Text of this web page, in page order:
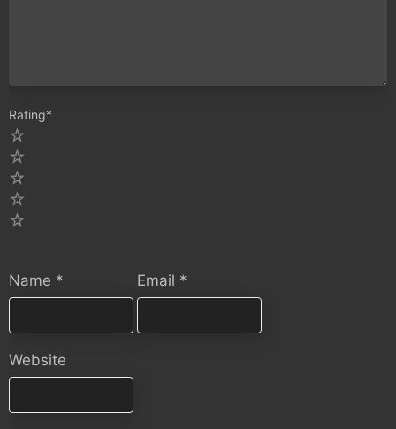
Rating*
Name * Email *
Website